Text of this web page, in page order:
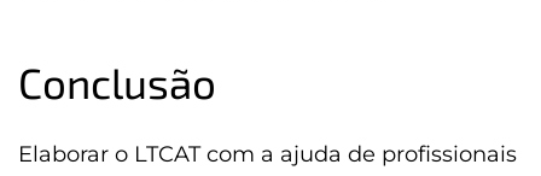
Conclusão
Elaborar o LTCAT com a ajuda de profissionais